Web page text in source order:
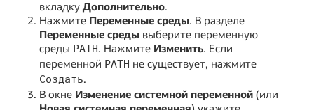
вкладку Дополнительно.
Нажмите Переменные среды. В разделе
Переменные средывыберите переменную
среды PATH. Нажмите Изменить. Если
переменной PATH не существует, нажмите
Создать.
В окне Изменение системной переменной(или